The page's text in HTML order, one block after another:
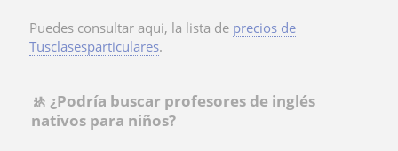
Puedes consultar aqui, la lista de precios de
Tusclasesparticulares.
🚸 ¿Podría buscar profesores de inglés
nativos para niños?